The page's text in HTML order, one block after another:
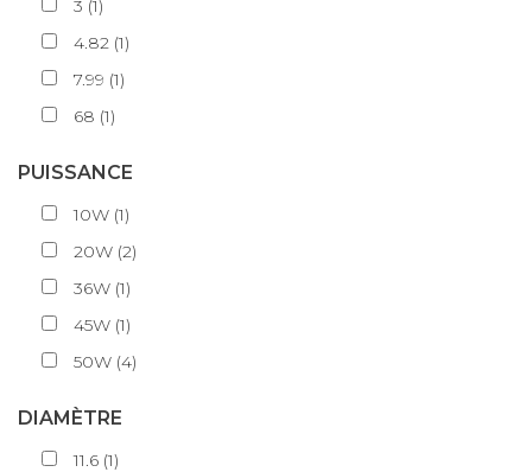
3 (1)
4.82 (1)
7.99 (1)
68 (1)
PUISSANCE
10W (1)
20W (2)
36W (1)
45W (1)
50W (4)
DIAMÈTRE
11.6 (1)